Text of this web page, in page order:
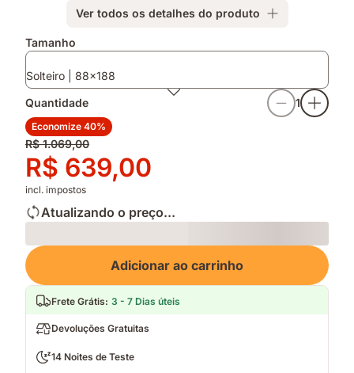
Ver todos os detalhes do produto
Tamanho
Solteiro | 88x188
Quantidade
1
Economize 40%
Preço
original
R$ 1.069,00
R$ 1.069,00
Preço
R$ 639,00
R$ 639,00
incl. impostos
Atualizando o preço...
Loading
Adicionar ao carrinho
Frete Grátis: 3 - 7 Dias úteis
Devoluções Gratuitas
14 Noites de Teste